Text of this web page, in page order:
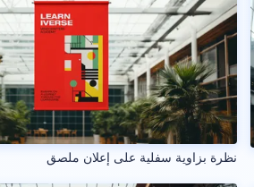
نظرة بزاوية سفلية على إعلان ملصق